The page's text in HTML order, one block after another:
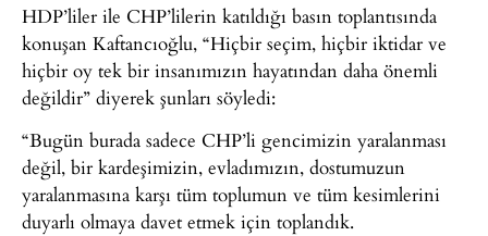
HDP’liler ile CHP’lilerin katıldığı basın toplantısında
konuşan Kaftancıoğlu, “Hiçbir seçim, hiçbir iktidar ve
hiçbir oy tek bir insanımızın hayatından daha önemli
değildir” diyerek şunları söyledi:
“Bugün burada sadece CHP’li gencimizin yaralanması
değil, bir kardeşimizin, evladımızın, dostumuzun
yaralanmasına karşı tüm toplumun ve tüm kesimlerini
duyarlı olmaya davet etmek için toplandık.